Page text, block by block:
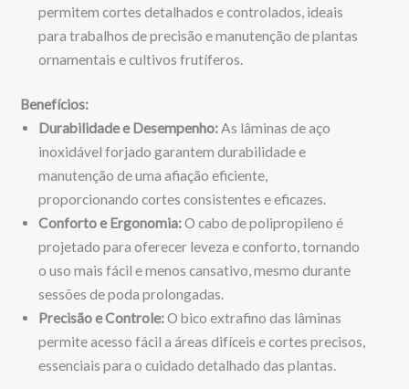
permitem cortes detalhados e controlados, ideais
para trabalhos de precisão e manutenção de plantas
ornamentais e cultivos frutíferos.
Benefícios:
Durabilidade e Desempenho:As lâminas de aço
inoxidável forjado garantem durabilidade e
manutenção de uma afiação eficiente,
proporcionando cortes consistentes e eficazes.
Conforto e Ergonomia:O cabo de polipropileno é
projetado para oferecer leveza e conforto, tornando
o uso mais fácil e menos cansativo, mesmo durante
sessões de poda prolongadas.
Precisão e Controle:O bico extrafino das lâminas
permite acesso fácil a áreas difíceis e cortes precisos,
essenciais para o cuidado detalhado das plantas.